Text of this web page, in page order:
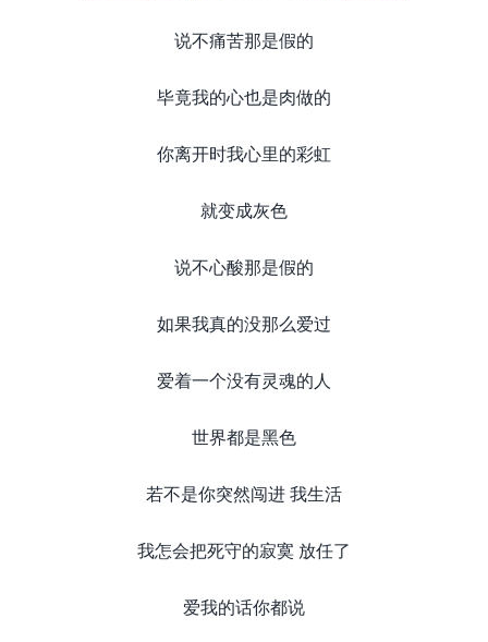
说不痛苦那是假的
毕竟我的心也是肉做的
你离开时我心里的彩虹
就变成灰色
说不心酸那是假的
如果我真的没那么爱过
爱着一个没有灵魂的人
世界都是黑色
若不是你突然闯进 我生活
我怎会把死守的寂寞 放任了
爱我的话你都说